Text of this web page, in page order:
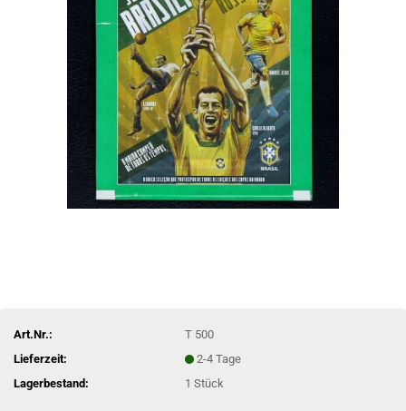
Art.Nr.:
T 500
Lieferzeit:
2-4 Tage
Lagerbestand:
1Stück